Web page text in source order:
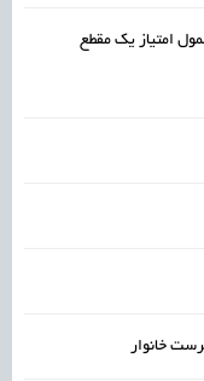
مشمول امتیاز یک مقطع
خانوار